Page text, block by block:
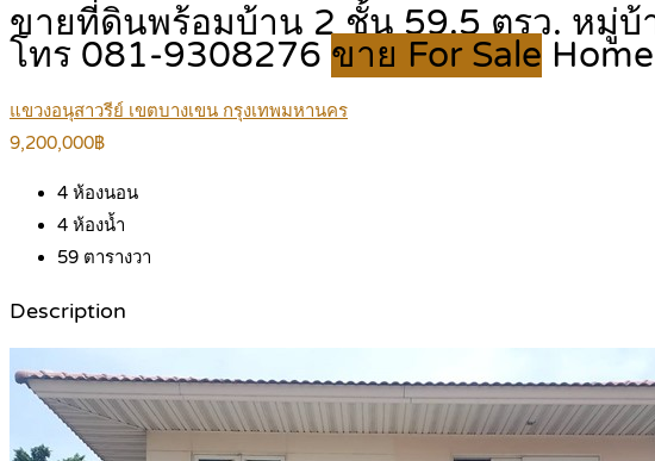
ขายที่ดินพร้อมบ้าน 2 ชั้น 59.5 ตรว. หมู่
โทร 081-9308276 ขาย For Sale Home
แขวงอนุสาวรีย์ เขตบางเขน กรุงเทพมหานคร
9,200,000฿
4 ห้องนอน
4 ห้องน้ำ
59 ตารางวา
Description